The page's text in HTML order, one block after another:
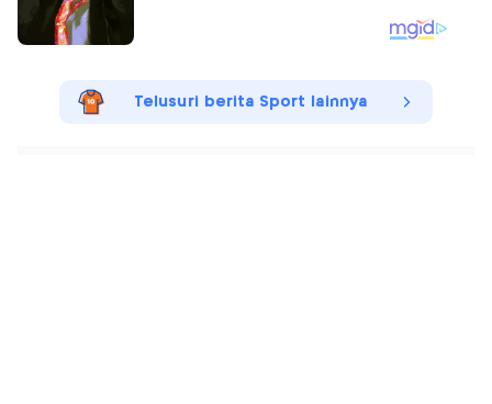
Telusuri berita Sport lainnya